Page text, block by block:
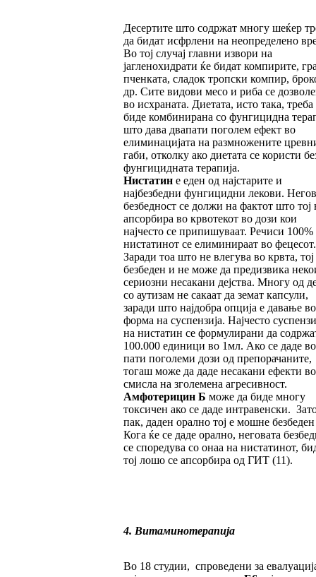
Десертите што содржат многу шеќер
да бидат исфрлени на неопределено
Во тој случај главни извори на
јагленохидрати ќе бидат компирите,
пченката, сладок тропски компир,
др. Сите видови месо и риба се
во исхраната. Диетата, исто така, треба
биде комбинирана со фунгицидна
што дава двапати поголем ефект во
елиминацијата на размножените
габи, отколку ако диетата се користи
фунгицидната терапија.
Нистатине еден од најстарите и
најбезбедни фунгицидни лекови.
безбедност се должи на фактот што тој
апсорбира во крвотекот во дози кои
најчесто се припишуваат. Речиси 100%
нистатинот се елиминираат во фецесот.
Заради тоа што не влегува во крвта, тој
безбеден и не може да предизвика
сериозни несакани дејства. Многу од
со аутизам не сакаат да земат капсули,
заради што најдобра опција е давање во
форма на суспензија. Најчесто
на нистатин се формулирани да
100.000 единици во 1мл. Ако се даде
пати поголеми дози од препорачаните,
тогаш може да даде несакани ефекти во
смисла на зголемена агресивност.
Амфотерицин Б може да биде многу
токсичен ако се даде интравенски.
пак, даден орално тој е мошне
Кога ќе се даде орално, неговата
се споредува со онаа на нистатинот,
тој лошо се апсорбира од ГИТ (11).
4. Витаминотерапија
Во 18 студии, спроведени за